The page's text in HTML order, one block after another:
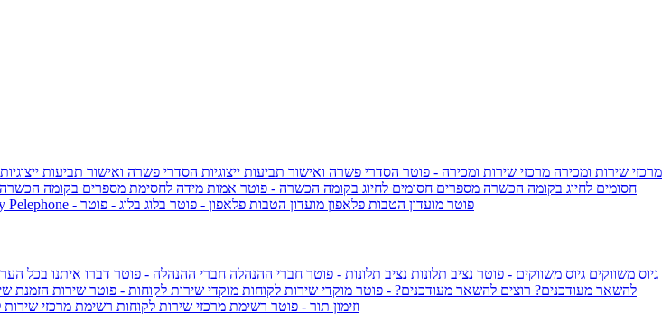
מרכזי שירות ומכירה מרכזי שירות ומכירה - פוטר הסדרי פשרה ואישור תביעות ייצוגיות הסדרי פשרה ואישור תביעות
חסומים לחיוג בקומה הכשרה מספרים חסומים לחיוג בקומה הכשרה - פוטר אמות מידה לחסימת מספרים בקומה הכשרה
IsraelieSIM by Pelephone - פוטר מועדון הטבות פלאפון מועדון הטבות פלאפון - פוטר בלוג בלוג - פוטר
גיוס משווקים גיוס משווקים - פוטר נציב תלונות נציב תלונות - פוטר חברי ההנהלה חברי ההנהלה - פוטר דברו איתנו בכל
להשאר מעודכנים? רוצים להשאר מעודכנים? - פוטר מוקדי שירות לקוחות מוקדי שירות לקוחות - פוטר שירות הזמנת
וזימון תור - פוטר רשימת מרכזי שירות לקוחות רשימת מרכזי שירות